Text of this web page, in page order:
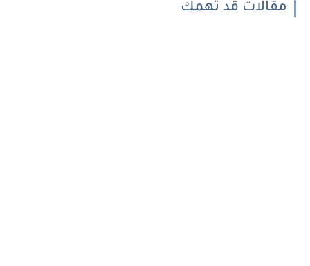
مقالات قد تهمك